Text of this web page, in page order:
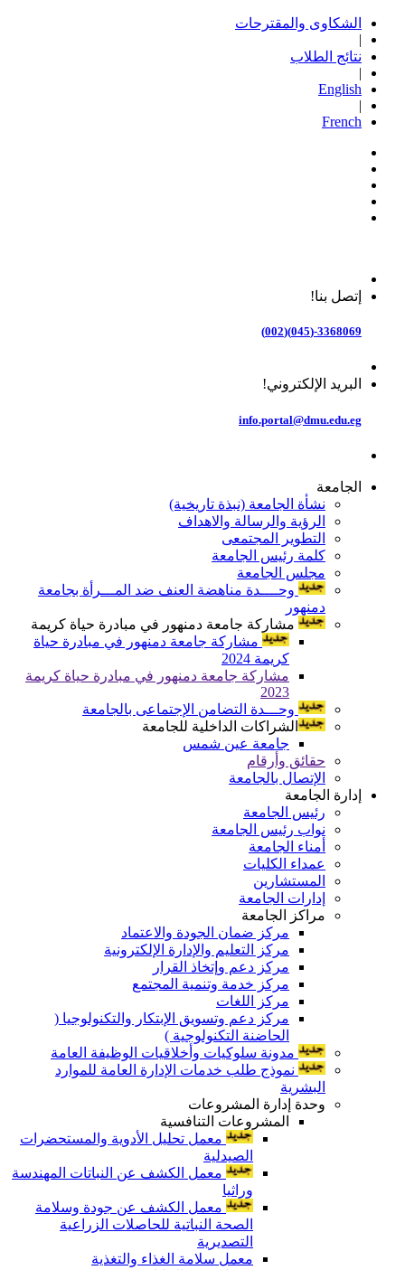
الشكاوى والمقترحات
|
نتائج الطلاب
|
English
|
French
إتصل بنا!
3368069-(045)(002)
البريد الإلكتروني!
info.portal@dmu.edu.eg
الجامعة
نشأة الجامعة (نبذة تاريخية)
الرؤية والرسالة والاهداف
التطوير المجتمعى
كلمة رئيس الجامعة
مجلس الجامعة
وحــــدة مناهضة العنف ضد المـــرأة بجامعة
دمنهور
مشاركة جامعة دمنهور في مبادرة حياة كريمة
مشاركة جامعة دمنهور في مبادرة حياة
كريمة 2024
مشاركة جامعة دمنهور في مبادرة حياة كريمة
2023
وحـــدة التضامن الإجتماعى بالجامعة
الشراكات الداخلية للجامعة
جامعة عين شمس
حقائق وأرقام
الإتصال بالجامعة
إدارة الجامعة
رئيس الجامعة
نواب رئيس الجامعة
أمناء الجامعة
عمداء الكليات
المستشارين
إدارات الجامعة
مراكز الجامعة
مركز ضمان الجودة والاعتماد
مركز التعليم والإدارة الإلكترونية
مركز دعم وإتخاذ القرار
مركز خدمة وتنمية المجتمع
مركز اللغات
مركز دعم وتسويق الإبتكار والتكنولوجيا (
الحاضنة التكنولوجية )
مدونة سلوكيات وأخلاقيات الوظيفة العامة
نموذج طلب خدمات الإدارة العامة للموارد
البشرية
وحدة إدارة المشروعات
المشروعات التنافسية
معمل تحليل الأدوية والمستحضرات
الصيدلية
معمل الكشف عن النباتات المهندسة
وراثيا
معمل الكشف عن جودة وسلامة
الصحة النباتية للحاصلات الزراعية
التصديرية
معمل سلامة الغذاء والتغذية